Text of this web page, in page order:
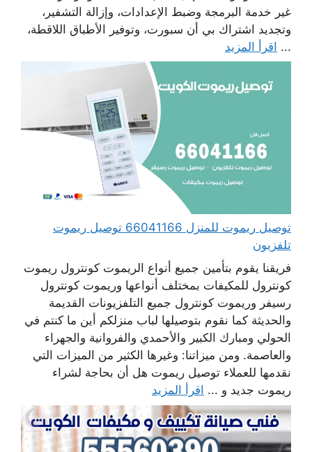
غير خدمة البرمجة وضبط الإعدادات، وإزالة التشفير،
وتجديد اشتراك بي أن سبورت، وتوفير الأطباق اللاقطة،
... اقرأ المزيد
توصيل ريموت للمنزل 66041166 توصيل ريموت
تلفزيون
فريقنا يقوم بتأمين جميع أنواع الريموت كونترول ريموت
كونترول للمكيفات بمختلف أنواعها وريموت كونترول
رسيفر وريموت كونترول جميع التلفزيونات القديمة
والحديثة كما نقوم بتوصيلها لباب منزلكم أين ما كنتم في
الحولي ومبارك الكبير والأحمدي والفروانية والجهراء
والعاصمة. ومن ميزاتنا: وغيرها الكثير من الميزات التي
نقدمها للعملاء توصيل ريموت هل أن بحاجة لشراء
ريموت جديد و ... اقرأ المزيد